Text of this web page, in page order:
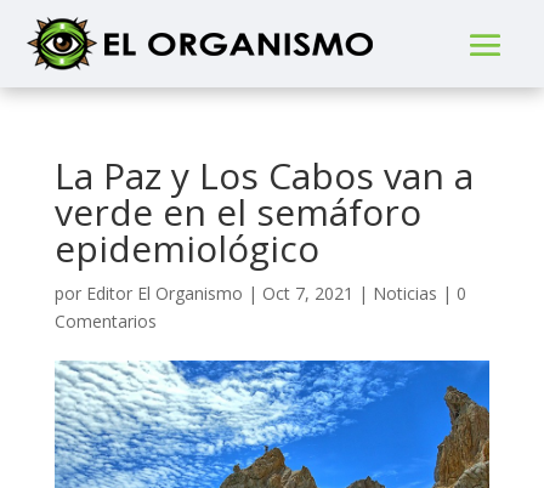
La Paz y Los Cabos van a
verde en el semáforo
epidemiológico
por Editor El Organismo | Oct 7, 2021 | Noticias | 0
Comentarios